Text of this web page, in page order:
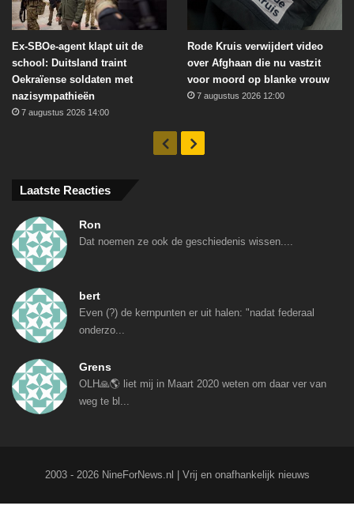
Ex-SBOe-agent klapt uit de
school: Duitsland traint
Oekraïense soldaten met
nazisympathieën
7 augustus 2026 14:00
Rode Kruis verwijdert video
over Afghaan die nu vastzit
voor moord op blanke vrouw
7 augustus 2026 12:00
VorigeVolgende
Laatste Reacties
Ron
Dat noemen ze ook de geschiedenis wissen....
bert
Even (?) de kernpunten er uit halen: "nadat federaal
onderzo...
Grens
OLH🙏🌎 liet mij in Maart 2020 weten om daar ver van
weg te bl...
2003 - 2026 NineForNews.nl | Vrij en onafhankelijk nieuws